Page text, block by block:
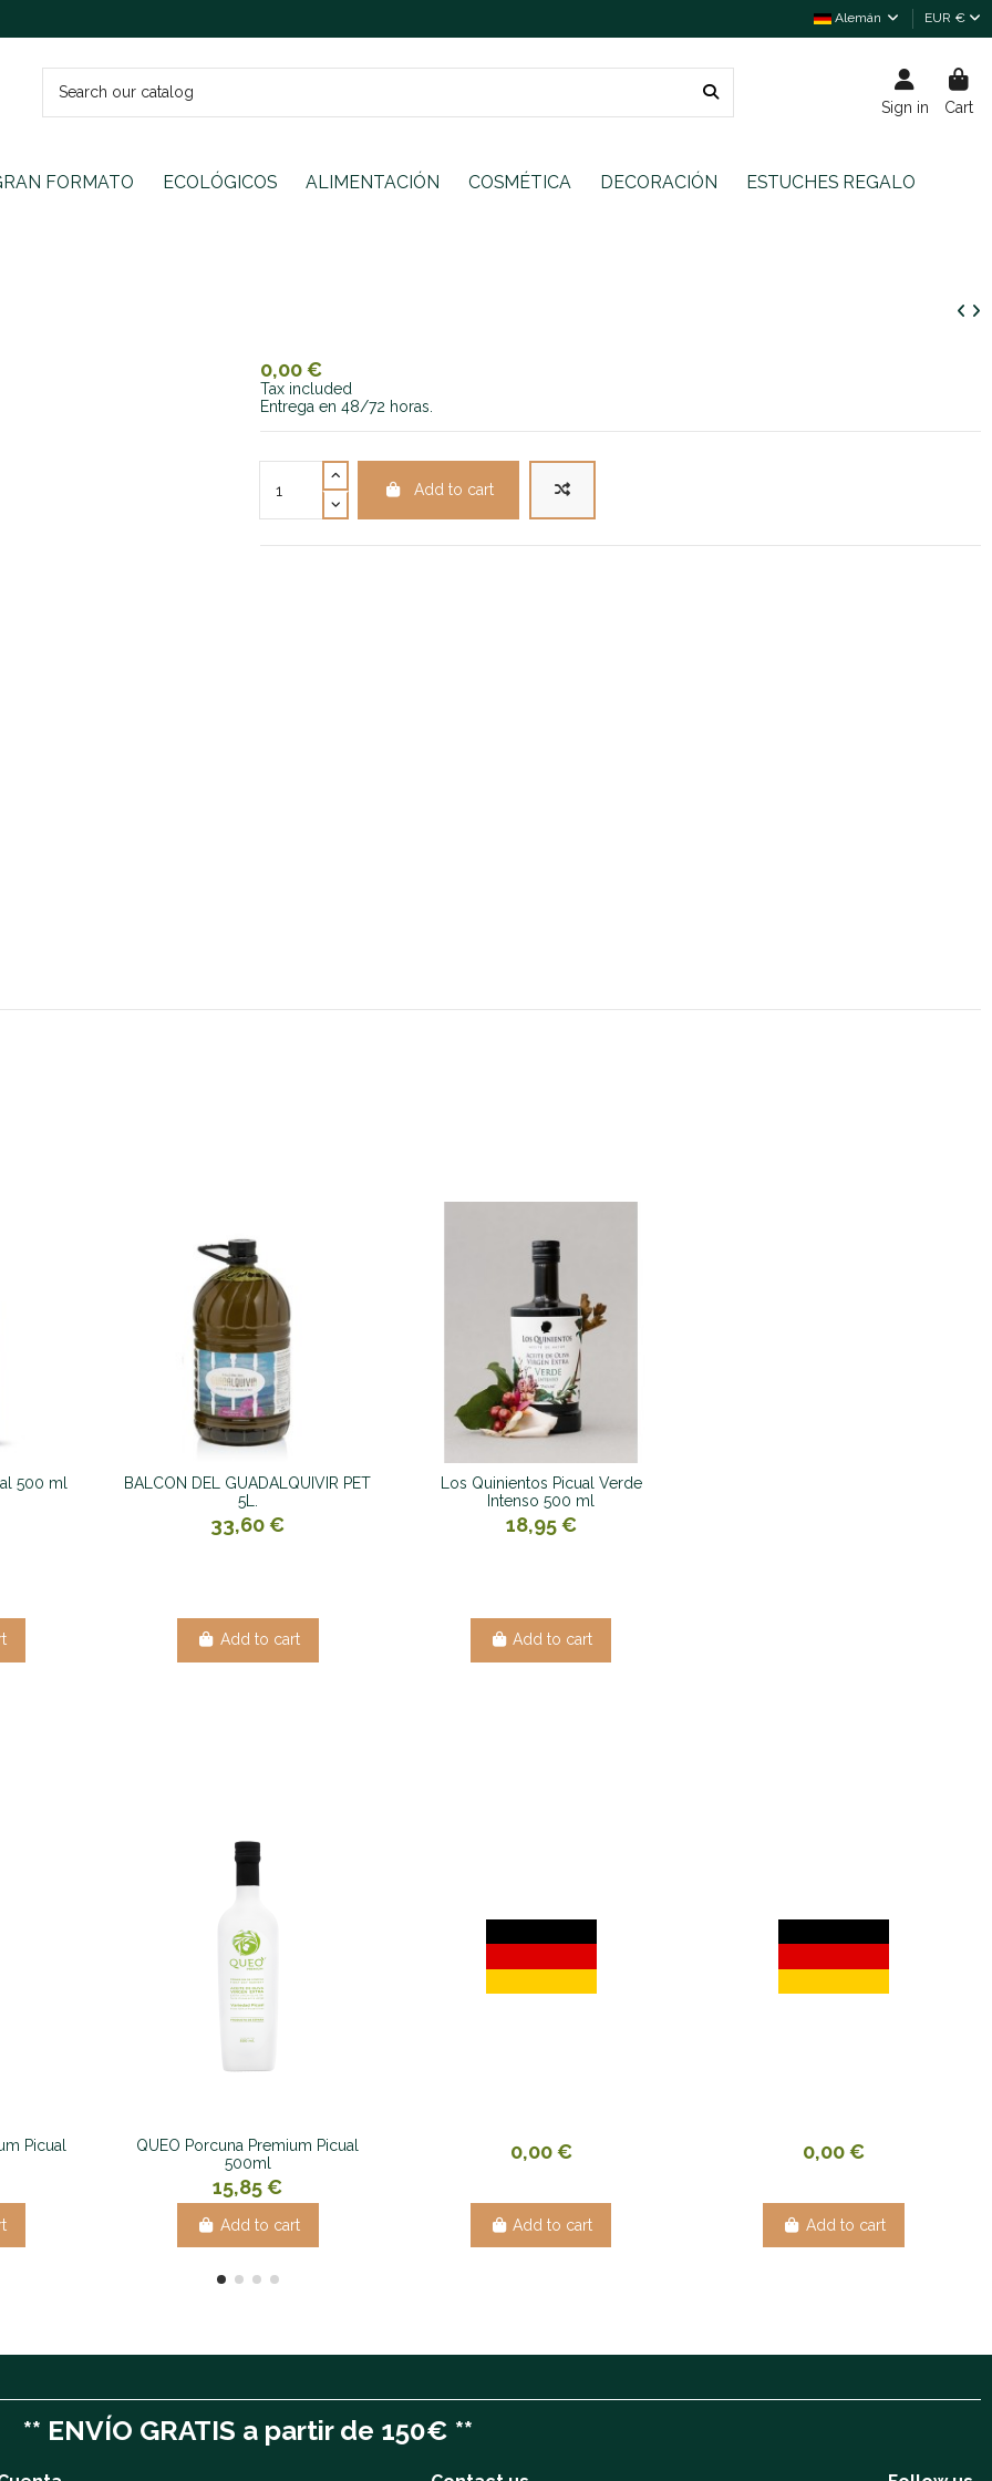
Alemán EUR €
Sign in Cart
FORMATO ECOLÓGICOS ALIMENTACIÓN COSMÉTICA DECORACIÓN ESTUCHES REGALO
0,00 €
Tax included
Entrega en 48/72 horas.
Add to cart
500 ml
BALCON DEL GUADALQUIVIR PET
5L.
33,60 €
Add to cart
Los Quinientos Picual Verde
Intenso 500 ml
18,95 €
Add to cart
Picual
QUEO Porcuna Premium Picual
500ml
15,85 €
Add to cart
0,00 €
Add to cart
0,00 €
Add to cart
** ENVÍO GRATIS a partir de 150€ **